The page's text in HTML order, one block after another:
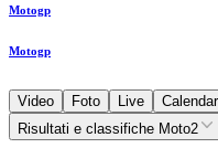
Motogp
Motogp
Video Foto Live
Risultati e classifiche Moto2